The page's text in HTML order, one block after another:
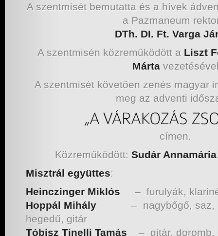
A szentmisét bemutatta és a hívek
a Pazmaneum
DTh. DI. Ft. Varga
A szentmisén közreműködött a Liszt
Márta
A szentmisét követően zenés magyar
meg az adventi
címen.
Közreműködött: Sudár Annamária
Misztrál együttes:
Heinczinger Miklós
– furulyák,
Hoppál Mihály
– nagybőgő, saz,
hegedű, gitár
Tóbisz Tinelli Tamás – gitár, doromb,